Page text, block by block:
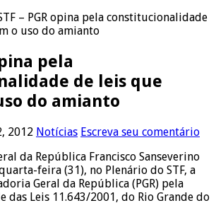
– PGR opina pela constitucionalidade
o uso do amianto
pela
de leis que
do amianto
2012 Notícias Escreva seu comentário
da República Francisco Sanseverino
feira (31), no Plenário do STF, a
Geral da República (PGR) pela
das Leis 11.643/2001, do Rio Grande do